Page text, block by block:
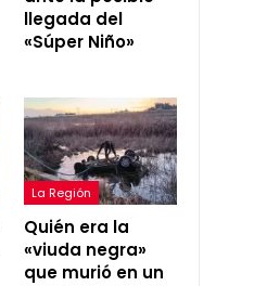
llegada del
«Súper Niño»
La Región
Quién era la
«viuda negra»
que murió en un